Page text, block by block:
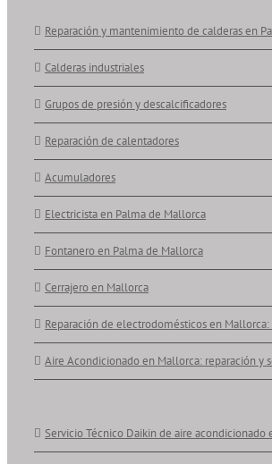
Reparación y mantenimiento de calderas en
Calderas industriales
Grupos de presión y descalcificadores
Reparación de calentadores
Acumuladores
Electricista en Palma de Mallorca
Fontanero en Palma de Mallorca
Cerrajero en Mallorca
Reparación de electrodomésticos en
Aire Acondicionado en Mallorca: reparación y
Servicio Técnico Daikin de aire acondicionado